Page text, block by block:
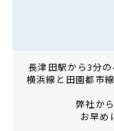
長津田駅から3分
横浜線と田園都市
弊社か
お早め